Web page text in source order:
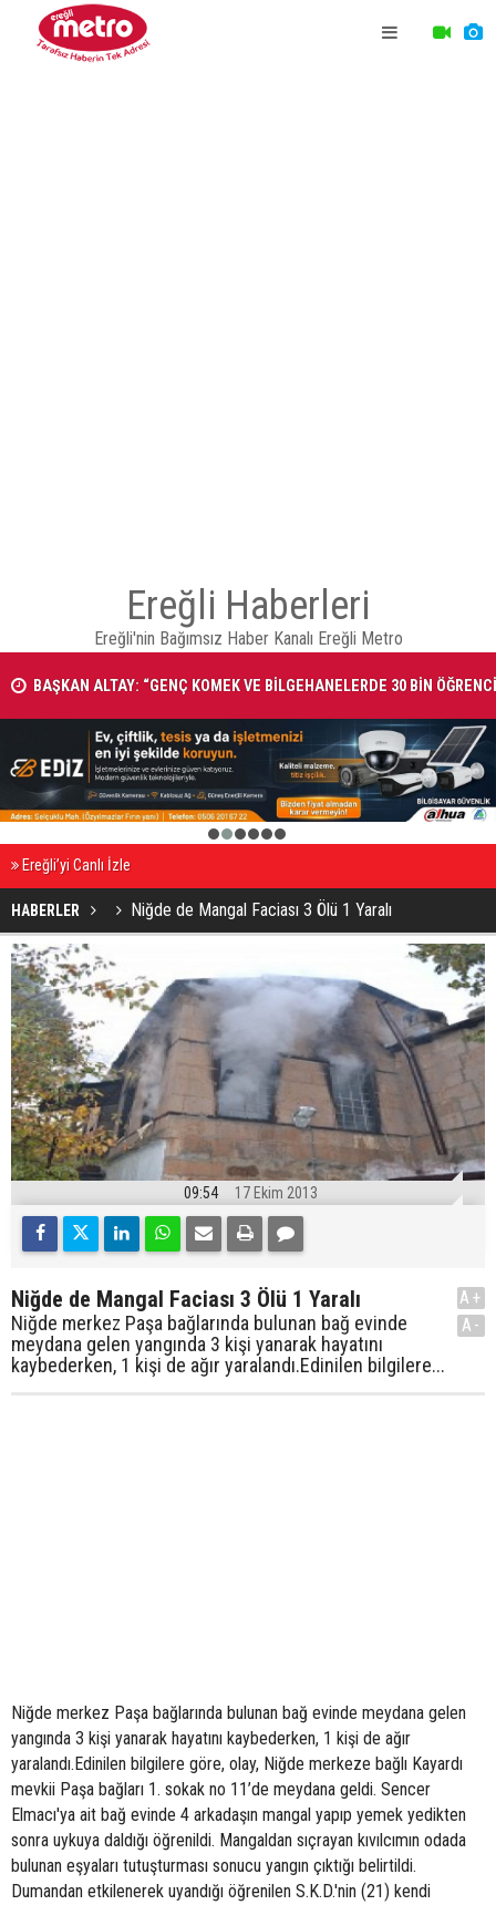
Ereğli Haberleri
Ereğli'nin Bağımsız Haber Kanalı Ereğli Metro
BAŞKAN ALTAY: “GENÇ KOMEK VE BİLGEHANELERDE 30 BİN
YAZ AYLARINI BİZİMLE BİRLİKTE GEÇİRİYOR”
2 3 4 5 6
Ereğli’yi Canlı İzle
HABERLER Niğde de Mangal Faciası 3 Ölü 1 Yaralı
09:54 17 Ekim 2013
Niğde de Mangal Faciası 3 Ölü 1 Yaralı
Niğde merkez Paşa bağlarında bulunan bağ evinde
meydana gelen yangında 3 kişi yanarak hayatını
kaybederken, 1 kişi de ağır yaralandı.Edinilen bilgilere...
A+
A-
Niğde merkez Paşa bağlarında bulunan bağ evinde meydana gelen
yangında 3 kişi yanarak hayatını kaybederken, 1 kişi de ağır
yaralandı.Edinilen bilgilere göre, olay, Niğde merkeze bağlı Kayardı
mevkii Paşa bağları 1. sokak no 11’de meydana geldi. Sencer
Elmacı'ya ait bağ evinde 4 arkadaşın mangal yapıp yemek yedikten
sonra uykuya daldığı öğrenildi. Mangaldan sıçrayan kıvılcımın odada
bulunan eşyaları tutuşturması sonucu yangın çıktığı belirtildi.
Dumandan etkilenerek uyandığı öğrenilen S.K.D.'nin (21) kendi